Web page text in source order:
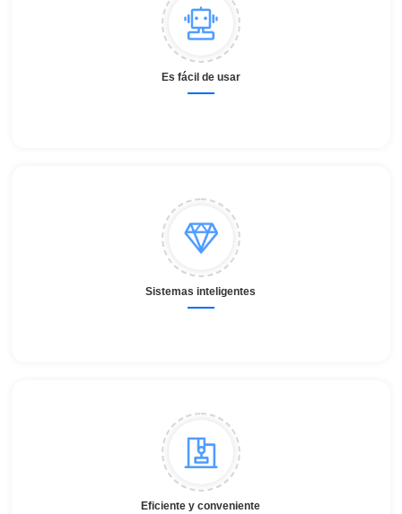
Es fácil de usar
Sistemas inteligentes
Eficiente y conveniente